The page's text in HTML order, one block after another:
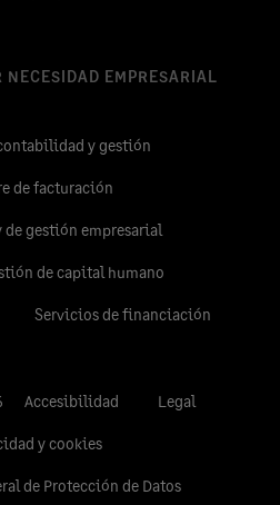
NECESIDAD EMPRESARIAL
y gestión
de facturación
de gestión empresarial
de capital humano
Servicios de financiación
Accesibilidad Legal
y cookies
de Protección de Datos